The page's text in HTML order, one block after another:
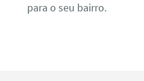
para o seu bairro.